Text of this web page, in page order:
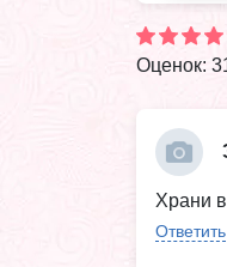
Оценок:
Храни
Ответить